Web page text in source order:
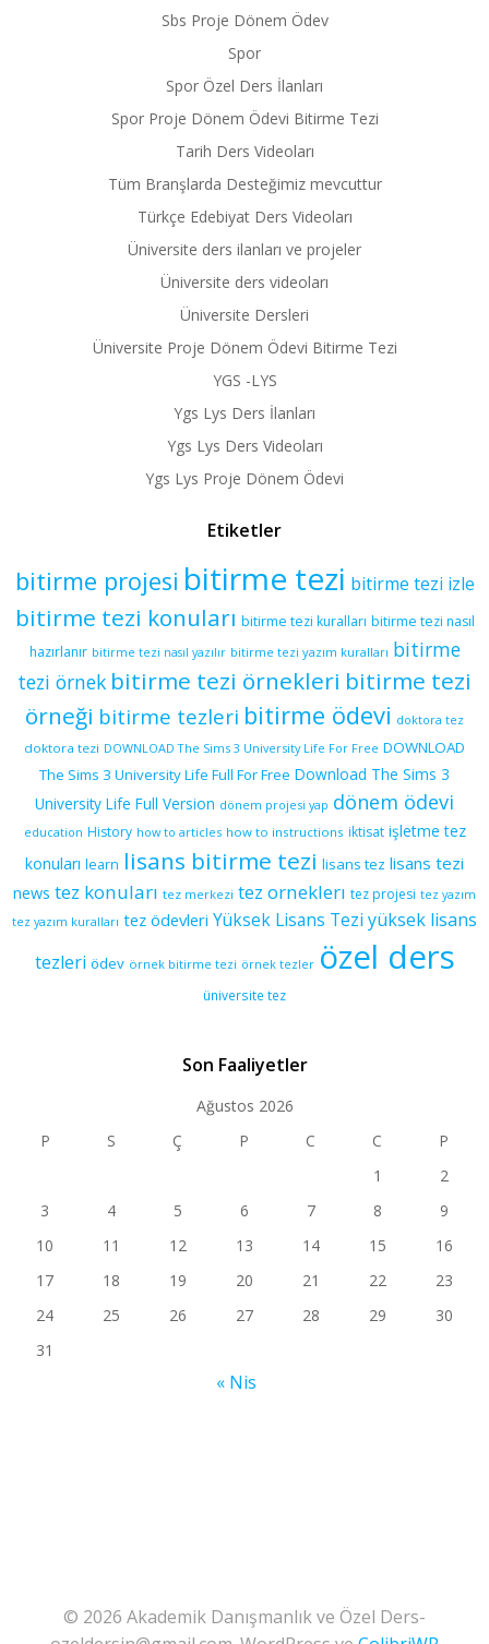
Sbs Proje Dönem Ödev
Spor
Spor Özel Ders İlanları
Spor Proje Dönem Ödevi Bitirme Tezi
Tarih Ders Videoları
Tüm Branşlarda Desteğimiz mevcuttur
Türkçe Edebiyat Ders Videoları
Üniversite ders ilanları ve projeler
Üniversite ders videoları
Üniversite Dersleri
Üniversite Proje Dönem Ödevi Bitirme Tezi
YGS -LYS
Ygs Lys Ders İlanları
Ygs Lys Ders Videoları
Ygs Lys Proje Dönem Ödevi
Etiketler
bitirme projesi bitirme tezi bitirme tezi izle
bitirme tezi konuları bitirme tezi kuralları bitirme tezi nasıl
hazırlanır bitirme tezi nasıl yazılır bitirme tezi yazım kuralları bitirme
tezi örnek bitirme tezi örnekleri bitirme tezi
örneği bitirme tezleri bitirme ödevi doktora tez
doktora tezi DOWNLOAD The Sims 3 University Life For Free DOWNLOAD
The Sims 3 University Life Full For Free Download The Sims 3
University Life Full Version dönem projesi yap dönem ödevi
education History how to articles how to instructions iktisat işletme tez
konuları learn lisans bitirme tezi lisans tez lisans tezi
news tez konuları tez merkezi tez orneklerı tez projesi tez yazım
tez yazım kuralları tez ödevleri Yüksek Lisans Tezi yüksek lisans
tezleri ödev örnek bitirme tezi örnek tezler özel ders
üniversite tez
Son Faaliyetler
Ağustos 2026
P
S Ç P C C
P
1
2
3
4 5 6 7 8
9
10
11 12 13 14 15
16
17
18 19 20 21 22
23
24
25 26 27 28 29
30
31
« Nis
© 2026 Akademik Danışmanlık ve Özel Ders-